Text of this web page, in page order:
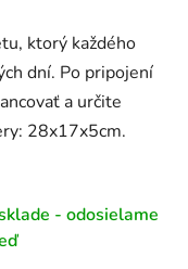
ktorý každého
dní. Po pripojení
a určite
28x17x5cm.
- odosielame